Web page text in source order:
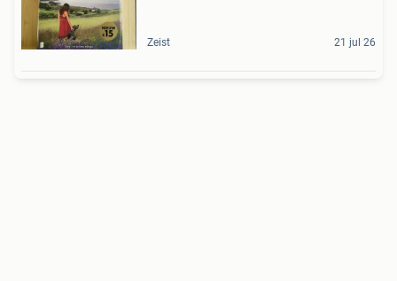
Zeist 21 jul 26